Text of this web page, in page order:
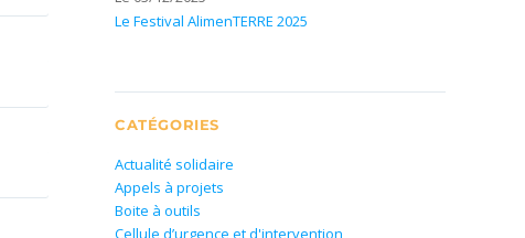
Le Festival AlimenTERRE 2025
CATÉGORIES
Actualité solidaire
Appels à projets
Boite à outils
Cellule d’urgence et d'intervention